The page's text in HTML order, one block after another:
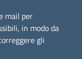
mail per
in modo da
gli